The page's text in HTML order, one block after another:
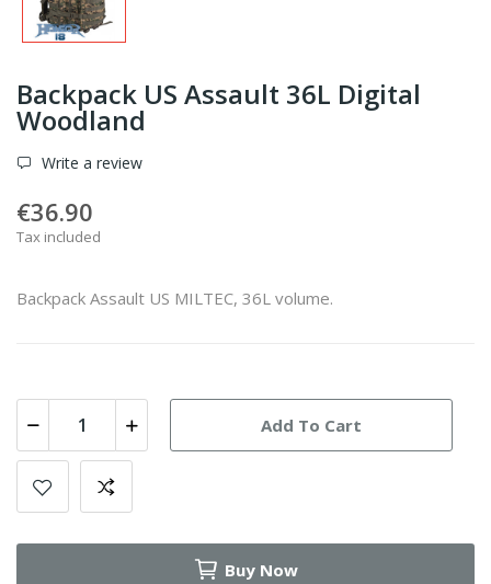
Backpack US Assault 36L Digital
Woodland
Write a review
€36.90
Tax included
Backpack Assault US MILTEC, 36L volume.
Add To Cart
Buy Now